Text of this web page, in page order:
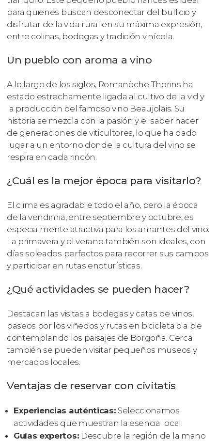
para quienes buscan desconectar del bullicio y
disfrutar de la vida rural en su máxima expresión,
entre colinas, bodegas y tradición vinícola.
Un pueblo con aroma a vino
A lo largo de los siglos, Romanèche-Thorins ha
estado estrechamente ligada al cultivo de la vid y
la producción del famoso vino Beaujolais. Su
historia se mezcla con la pasión y el saber hacer
de generaciones de viticultores, lo que ha dado
lugar a un entorno donde la cultura del vino se
respira en cada rincón.
¿Cuál es la mejor época para visitarlo?
El clima es agradable todo el año, pero la época
de la vendimia, entre septiembre y octubre, es
especialmente atractiva para los amantes del vino.
La primavera y el verano también son ideales, con
días soleados perfectos para recorrer sus campos
y participar en rutas enoturísticas.
¿Qué actividades se pueden hacer?
Destacan las visitas a bodegas y catas de vinos,
paseos por los viñedos y rutas en bicicleta o a pie
contemplando los paisajes de Borgoña. Cerca
también se pueden visitar pequeños museos y
mercados locales.
Ventajas de reservar con civitatis
Experiencias auténticas: Seleccionamos
actividades que muestran la esencia local.
Guías expertos: Descubre la región de la mano